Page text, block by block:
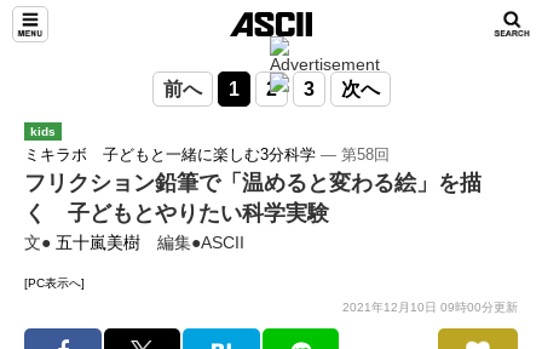
前へ 1 2 3 次へ
kids
ミキラボ 子どもと一緒に楽しむ3分科学 ― 第58回
フリクション鉛筆で「温めると変わる絵」を描
く 子どもとやりたい科学実験
文● 五十嵐美樹 編集●ASCII
[PC表示へ]
2021年12月10日 09時00分更新